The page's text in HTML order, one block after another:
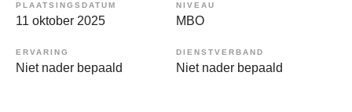
PLAATSINGSDATUM
11 oktober 2025
NIVEAU
MBO
ERVARING
Niet nader bepaald
DIENSTVERBAND
Niet nader bepaald